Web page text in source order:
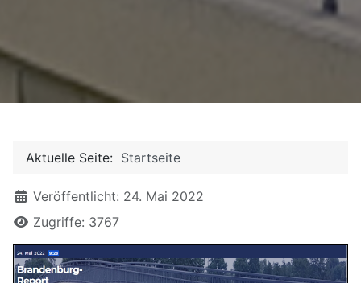
Aktuelle Seite: Startseite
Details
Veröffentlicht: 24. Mai 2022
Zugriffe: 3767